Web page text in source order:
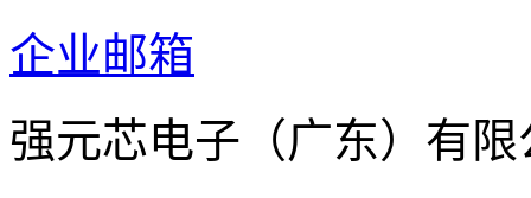
企业邮箱
强元芯电子（广东）